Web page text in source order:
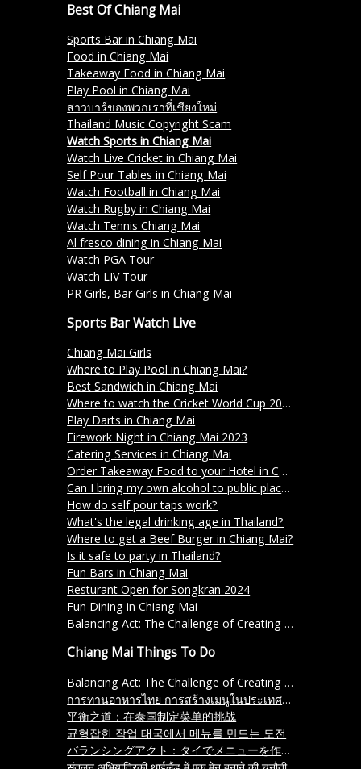
Best Of Chiang Mai
Sports Bar in Chiang Mai
Food in Chiang Mai
Takeaway Food in Chiang Mai
Play Pool in Chiang Mai
สาวบาร์ของพวกเราที่เชียงใหม่
Thailand Music Copyright Scam
Watch Sports in Chiang Mai
Watch Live Cricket in Chiang Mai
Self Pour Tables in Chiang Mai
Watch Football in Chiang Mai
Watch Rugby in Chiang Mai
Watch Tennis Chiang Mai
Al fresco dining in Chiang Mai
Watch PGA Tour
Watch LIV Tour
PR Girls, Bar Girls in Chiang Mai
Sports Bar Watch Live
Chiang Mai Girls
Where to Play Pool in Chiang Mai?
Best Sandwich in Chiang Mai
Where to watch the Cricket World Cup 2023 in Chiang Mai?
Play Darts in Chiang Mai
Firework Night in Chiang Mai 2023
Catering Services in Chiang Mai
Order Takeaway Food to your Hotel in Chiang Mai
Can I bring my own alcohol to public places in Thailand?
How do self pour taps work?
What's the legal drinking age in Thailand?
Where to get a Beef Burger in Chiang Mai?
Is it safe to party in Thailand?
Fun Bars in Chiang Mai
Resturant Open for Songkran 2024
Fun Dining in Chiang Mai
Balancing Act: The Challenge of Creating a Menu in Thailand
Chiang Mai Things To Do
Balancing Act: The Challenge of Creating a Menu in Thailand
การทานอาหารไทย การสร้างเมนูในประเทศไทยที่ท้าทาย
平衡之道：在泰国制定菜单的挑战
균형잡힌 작업 태국에서 메뉴를 만드는 도전
バランシングアクト：タイでメニューを作成するチャレンジ